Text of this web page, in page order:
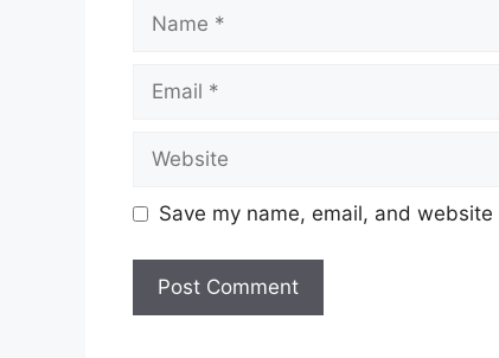
Name
Email
Website
Save my name, email, and